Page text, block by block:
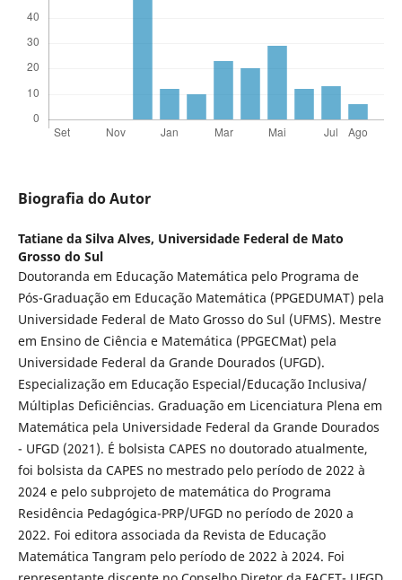
Biografia do Autor
Tatiane da Silva Alves, Universidade Federal de Mato
Grosso do Sul
Doutoranda em Educação Matemática pelo Programa de
Pós-Graduação em Educação Matemática (PPGEDUMAT) pela
Universidade Federal de Mato Grosso do Sul (UFMS). Mestre
em Ensino de Ciência e Matemática (PPGECMat) pela
Universidade Federal da Grande Dourados (UFGD).
Especialização em Educação Especial/Educação Inclusiva/
Múltiplas Deficiências. Graduação em Licenciatura Plena em
Matemática pela Universidade Federal da Grande Dourados
- UFGD (2021). É bolsista CAPES no doutorado atualmente,
foi bolsista da CAPES no mestrado pelo período de 2022 à
2024 e pelo subprojeto de matemática do Programa
Residência Pedagógica-PRP/UFGD no período de 2020 a
2022. Foi editora associada da Revista de Educação
Matemática Tangram pelo período de 2022 à 2024. Foi